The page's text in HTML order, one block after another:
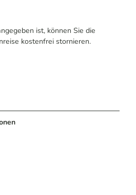
ist, können Sie die
kostenfrei stornieren.